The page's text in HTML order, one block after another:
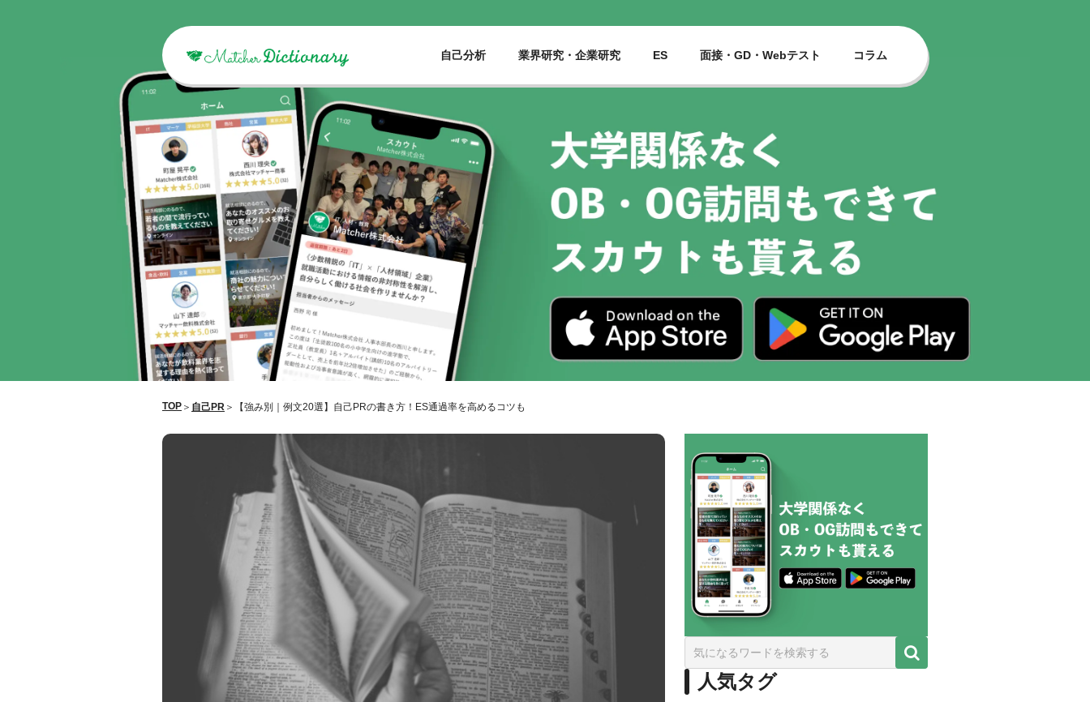
自己分析 業界研究・企業研究 ES 面接・GD・Webテスト コラム
TOP ＞ 自己PR ＞ 【強み別｜例文20選】自己PRの書き方！ES通過率を高めるコツも
人気タグ